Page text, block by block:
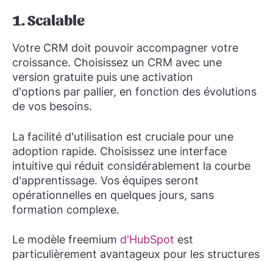
1. Scalable
Votre CRM doit pouvoir accompagner votre
croissance. Choisissez un CRM avec une
version gratuite puis une activation
d'options par pallier, en fonction des évolutions
de vos besoins.
La facilité d'utilisation est cruciale pour une
adoption rapide. Choisissez une interface
intuitive qui réduit considérablement la courbe
d'apprentissage. Vos équipes seront
opérationnelles en quelques jours, sans
formation complexe.
Le modèle freemium d'HubSpot est
particulièrement avantageux pour les structures